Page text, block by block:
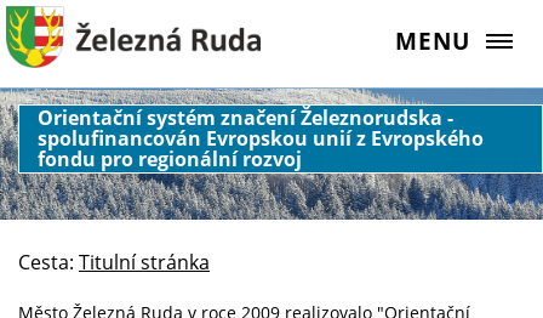
MENU
Orientační systém značení Železnorudska -
spolufinancován Evropskou unií z Evropského
fondu pro regionální rozvoj
Cesta: Titulní stránka
Město Železná Ruda v roce 2009 realizovalo "Orientační